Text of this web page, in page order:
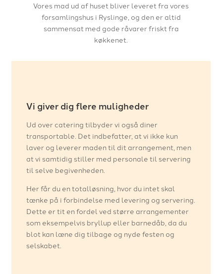
Vores mad ud af huset bliver leveret fra vores
forsamlingshus i Ryslinge, og den er altid
sammensat med gode råvarer friskt fra
køkkenet.
Vi giver dig flere muligheder
​Ud over catering tilbyder vi også diner
transportable. Det indbefatter, at vi ikke kun
laver og leverer maden til dit arrangement, ​men
at vi samtidig stiller med personale til servering
til selve begivenheden.
Her får du en totalløsning, hvor du intet skal
tænke på i forbindelse med levering og servering.
Dette er tit en fordel ved større arrangementer
som eksempelvis bryllup eller barnedåb, da du
blot kan læne dig tilbage og nyde festen og
selskabet.